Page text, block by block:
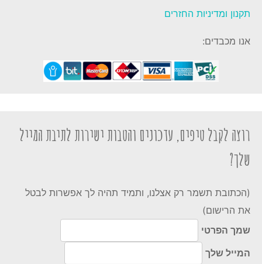
תקנון ומדיניות החזרים
אנו מכבדים:
רוצה לקבל טיפים, עדכונים והטבות ישירות לתיבת המייל
שלך?
(הכתובת תשמר רק אצלנו, ותמיד תהיה לך אפשרות לבטל
את הרישום)
שמך הפרטי
המייל שלך